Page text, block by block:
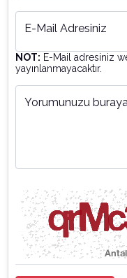
E-Mail Adresiniz
NOT: E-Mail adresiniz
yayınlanmayacaktır.
Yorumunuzu buraya